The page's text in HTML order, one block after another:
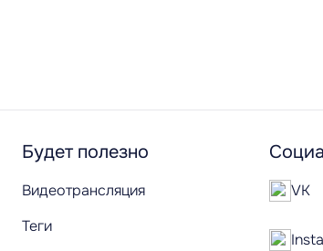
Будет полезно
Видеотрансляция
Теги
VK